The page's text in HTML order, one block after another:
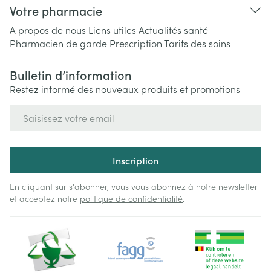
Votre pharmacie
A propos de nous Liens utiles Actualités santé
Pharmacien de garde PrescriptionTarifs des soins
Bulletin d’information
Restez informé des nouveaux produits et promotions
Inscription
En cliquant sur s'abonner, vous vous abonnez à notre newsletter
et acceptez notre politique de confidentialité.